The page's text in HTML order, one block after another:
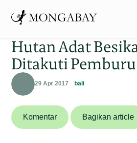
Hutan Adat
Ditakuti Pemburu
29 Apr 2017 bali
Komentar Bagikan article